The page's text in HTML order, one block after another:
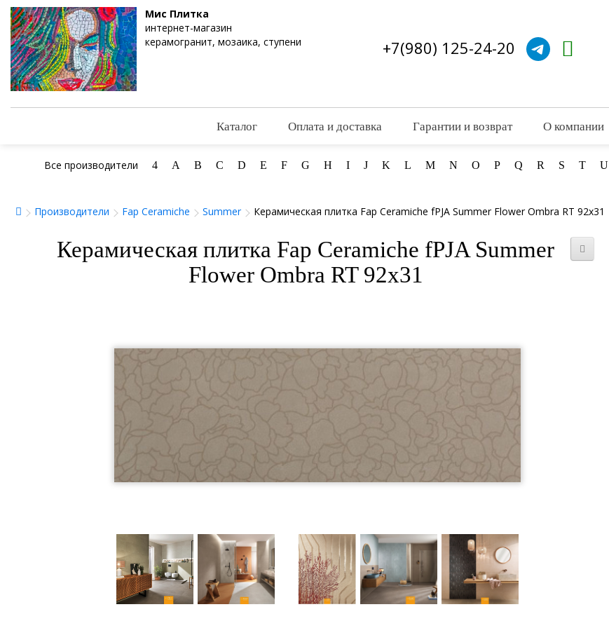
Мис Плитка
интернет-магазин
керамогранит, мозаика, ступени
+7(980) 125-24-20
Каталог Оплата и доставка Гарантии и возврат О компании
Все производители 4 A B C D E F G H I J K L M N O P Q R S T U
Производители Fap Ceramiche Summer Керамическая плитка Fap Ceramiche fPJA Summer Flower Ombra RT 92x31
Керамическая плитка Fap Ceramiche fPJA Summer
Flower Ombra RT 92x31